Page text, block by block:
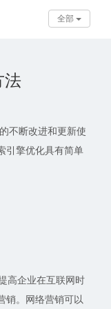
全部
法
不断改进和更新使
引擎优化具有简单
站的内部优化计
高企业在互联网时
销。网络营销可以